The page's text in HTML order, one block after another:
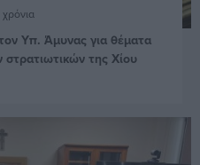
Υπ. Άμυνας για θέματα
της Χίου